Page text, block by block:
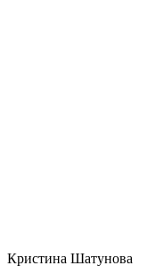
Кристина Шатунова